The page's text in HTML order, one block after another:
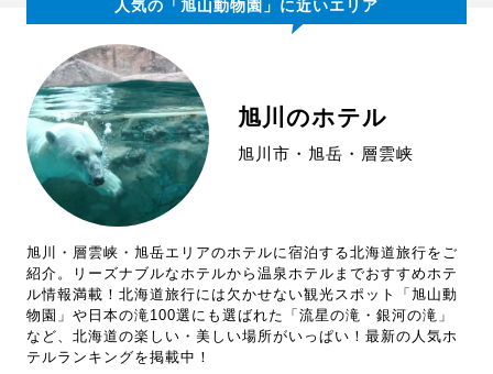
人気の「旭山動物園」に近いエリア
旭川のホテル
旭川市・旭岳・層雲峡
旭川・層雲峡・旭岳エリアのホテルに宿泊する北海道旅行をご
紹介。リーズナブルなホテルから温泉ホテルまでおすすめホテ
ル情報満載！北海道旅行には欠かせない観光スポット「旭山動
物園」や日本の滝100選にも選ばれた「流星の滝・銀河の滝」
など、北海道の楽しい・美しい場所がいっぱい！最新の人気ホ
テルランキングを掲載中！